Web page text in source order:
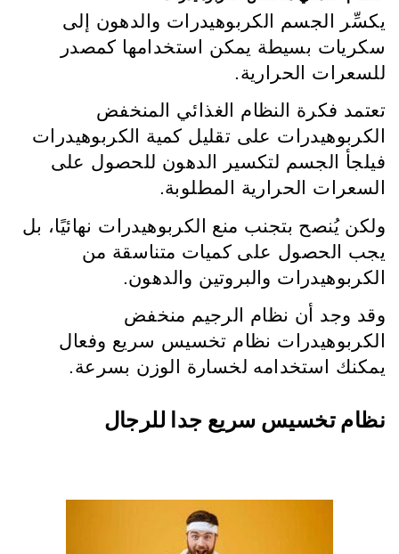
يكسِّر الجسم الكربوهيدرات والدهون إلى
سكريات بسيطة يمكن استخدامها كمصدر
للسعرات الحرارية.
تعتمد فكرة النظام الغذائي المنخفض
الكربوهيدرات على تقليل كمية الكربوهيدرات
فيلجأ الجسم لتكسير الدهون للحصول على
السعرات الحرارية المطلوبة.
ولكن يُنصح بتجنب منع الكربوهيدرات نهائيًا، بل
يجب الحصول على كميات متناسقة من
الكربوهيدرات والبروتين والدهون.
وقد وجد أن نظام الرجيم منخفض
الكربوهيدرات نظام تخسيس سريع وفعال
يمكنك استخدامه لخسارة الوزن بسرعة.
نظام تخسيس سريع جدا للرجال